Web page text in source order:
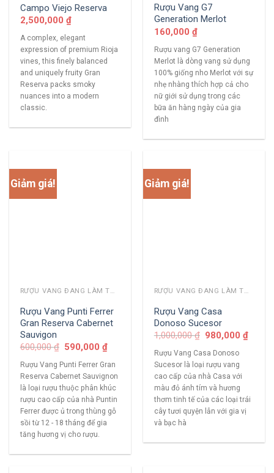
Campo Viejo Reserva
2,500,000 ₫
A complex, elegant
expression of premium Rioja
vines, this finely balanced
and uniquely fruity Gran
Reserva packs smoky
nuances into a modern
classic.
Rượu Vang G7
Generation Merlot
160,000 ₫
Rượu vang G7 Generation
Merlot là dòng vang sử dụng
100% giống nho Merlot với sự
nhẹ nhàng thích hợp cả cho
nữ giới sử dụng trong các
bữa ăn hàng ngày của gia
đình
Giảm giá!
RƯỢU VANG ĐANG LÀM THỊ TRƯỜNG
Rượu Vang Punti Ferrer
Gran Reserva Cabernet
Sauvigon
600,000₫ 590,000₫
Rượu Vang Punti Ferrer Gran
Reserva Cabernet Sauvignon
là loại rượu thuộc phân khúc
rượu cao cấp của nhà Puntin
Ferrer được ủ trong thùng gỗ
sồi từ 12 - 18 tháng để gia
tăng hương vị cho rượu.
Giảm giá!
RƯỢU VANG ĐANG LÀM THỊ TRƯỜNG
Rượu Vang Casa
Donoso Sucesor
1,000,000₫ 980,000₫
Rượu Vang Casa Donoso
Sucesor là loại rượu vang
cao cấp của nhà Casa với
màu đỏ ánh tím và hương
thơm tinh tế của các loại trái
cây tươi quyện lẫn với gia vị
và bạc hà